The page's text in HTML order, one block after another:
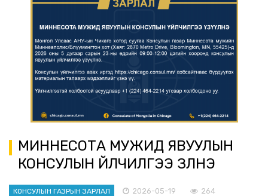
МИННЕСОТА МУЖИД ЯВУУЛЫН
КОНСУЛЫН ҮЙЛЧИЛГЭЭ ҮЗҮҮЛНЭ
КОНСУЛЫН ГАЗРЫН ЗАРЛАЛ 2026-05-19 264